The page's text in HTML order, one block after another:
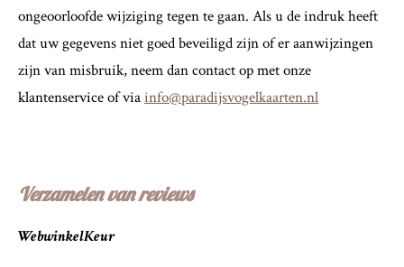
ongeoorloofde wijziging tegen te gaan. Als u de indruk heeft
dat uw gegevens niet goed beveiligd zijn of er aanwijzingen
zijn van misbruik, neem dan contact op met onze
klantenservice of viainfo@paradijsvogelkaarten.nl
Verzamelen van reviews
WebwinkelKeur